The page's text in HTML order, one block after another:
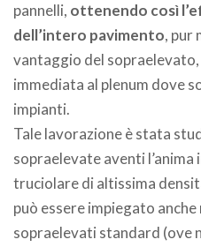
pannelli, ottenendo così
dell’intero pavimento, pur
vantaggio del sopraelevato,
immediata al plenum dove
impianti.
Tale lavorazione è stata
sopraelevate aventi
truciolare di altissima
può essere impiegato
sopraelevati standard (ove